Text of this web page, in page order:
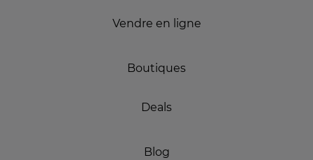
Vendre en ligne
Boutiques
Deals
Blog